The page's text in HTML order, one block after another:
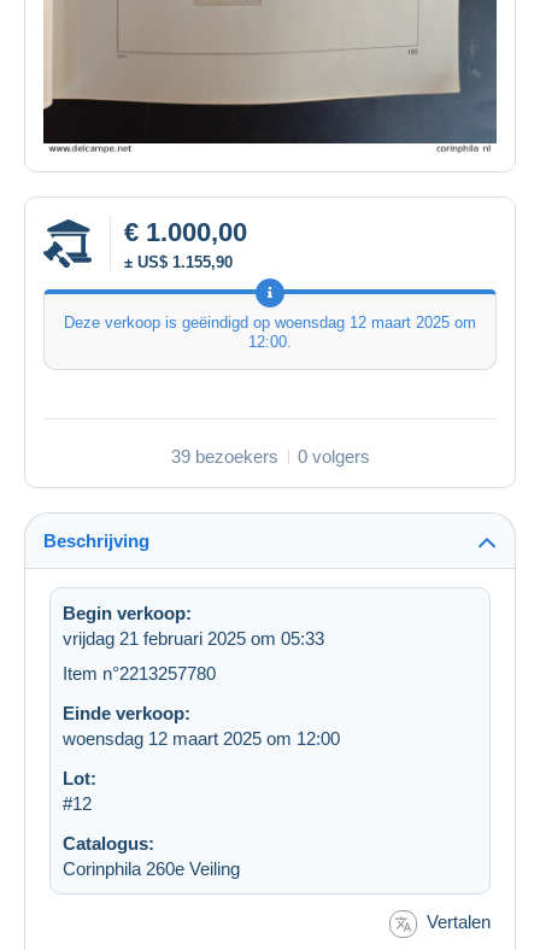
€ 1.000,00
± US$ 1.155,90
Deze verkoop is geëindigd op woensdag 12 maart 2025 om
12:00.
39 bezoekers 0 volgers
Beschrijving
Begin verkoop:
vrijdag 21 februari 2025 om 05:33
Item n°2213257780
Einde verkoop:
woensdag 12 maart 2025 om 12:00
Lot:
#12
Catalogus:
Corinphila 260e Veiling
Vertalen